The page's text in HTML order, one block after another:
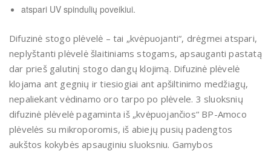
atspari UV spindulių poveikiui.
Difuzinė stogo plėvelė – tai „kvėpuojanti“, drėgmei atspari,
neplyštanti plėvelė šlaitiniams stogams, apsauganti pastatą
dar prieš galutinį stogo dangų klojimą. Difuzinė plėvelė
klojama ant gegnių ir tiesiogiai ant apšiltinimo medžiagų,
nepaliekant vėdinamo oro tarpo po plėvele. 3 sluoksnių
difuzinė plėvelė pagaminta iš „kvėpuojančios“ BP-Amoco
plėvelės su mikroporomis, iš abiejų pusių padengtos
aukštos kokybės apsauginiu sluoksniu. Gamybos